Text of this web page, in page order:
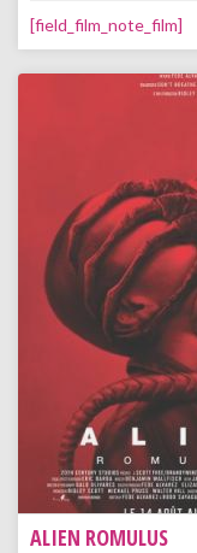
[field_film_note_film]
ALIEN ROMULUS